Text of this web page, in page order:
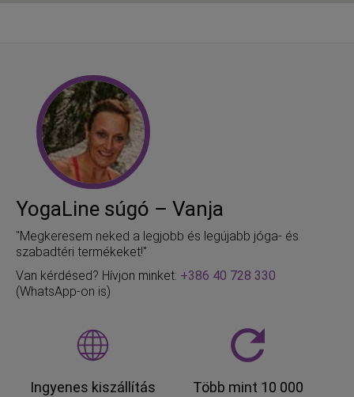
YogaLine súgó – Vanja
"Megkeresem neked a legjobb és legújabb jóga- és
szabadtéri termékeket!"
Van kérdésed? Hívjon minket: +386 40 728 330
(WhatsApp-on is)
Ingyenes kiszállítás
Több mint 10 000